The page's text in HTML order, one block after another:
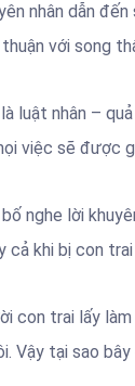
nhân dẫn
với song
luật nhân –
việc sẽ được
nghe lời
cả khi bị con
con trai lấy
Vậy tại sao